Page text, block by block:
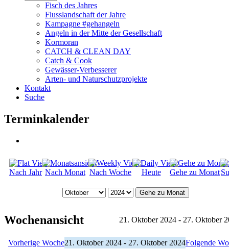
Fisch des Jahres
Flusslandschaft der Jahre
Kampagne #gehangeln
Angeln in der Mitte der Gesellschaft
Kormoran
CATCH & CLEAN DAY
Catch & Cook
Gewässer-Verbesserer
Arten- und Naturschutzprojekte
Kontakt
Suche
Terminkalender
Nach Jahr Nach Monat Nach Woche Heute Gehe zu Monat
Gehe zu Monat
Wochenansicht 21. Oktober 2024 - 27. Oktober
Vorherige Woche21. Oktober 2024 - 27. Oktober 2024Folgende